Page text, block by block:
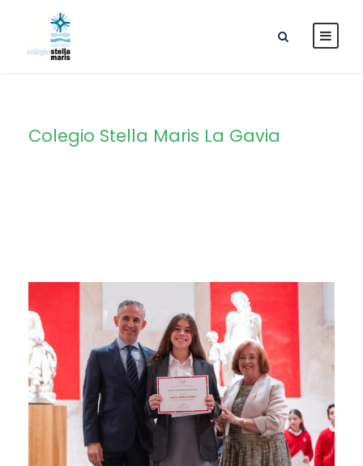
Colegio Stella Maris La Gavia